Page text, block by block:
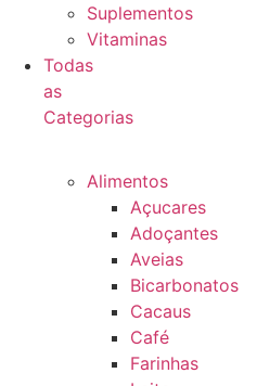
Suplementos
Vitaminas
Todas
as
Categorias
Alimentos
Açucares
Adoçantes
Aveias
Bicarbonatos
Cacaus
Café
Farinhas